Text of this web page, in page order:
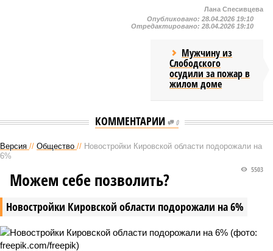
Лана Спесивцева
Опубликовано: 28.04.2026 19:10
Отредактировано: 28.04.2026 19:10
Мужчину из
Слободского
осудили за пожар в
жилом доме
КОММЕНТАРИИ 0
Версия // Общество // Новостройки Кировской области подорожали на
6%
Новостройки Кировской области подорожали на 6%
5503
Можем себе позволить?